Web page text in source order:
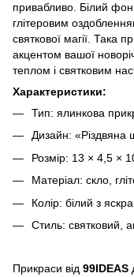
привабливо. Білий
глітеровим
святкової магії. Така
акцентом вашої
теплом і святковим
Характеристики:
Тип: ялинкова
Дизайн: «Різдвяна
Розмір: 13 × 4,5 ×
Матеріал: скло,
Колір: білий з
Стиль: святковий,
Прикраси від 99IDEAS